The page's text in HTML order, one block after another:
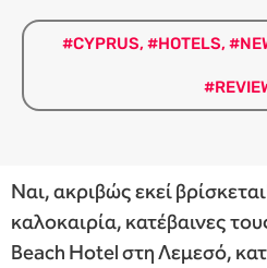
#CYPRUS, #HOTELS,
Ναι, ακριβώς εκεί
καλοκαιρία, κατέβαινες
Beach Hotel στη Λεμεσό,